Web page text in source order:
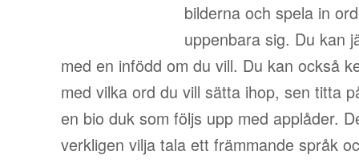
bilderna och spela in
uppenbara sig. Du kan
med en infödd om du vill. Du kan också
med vilka ord du vill sätta ihop, sen titta
en bio duk som följs upp med applåder.
verkligen vilja tala ett främmande språk